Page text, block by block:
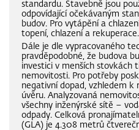
standardu. Stavebně jsou
odpovídající očekávaným
budov. Pro vytápění a
topení, chlazení a rekuperace.
Dále je dle vypracovaného
pravděpodobné, že budova
investici v menších stovkách
nemovitosti. Pro potřeby
negativní dopad, vzhledem
úvěru. Analyzovaná
všechny inženýrské sítě –
odpady. Celková
(GLA) je 4.308 metrů